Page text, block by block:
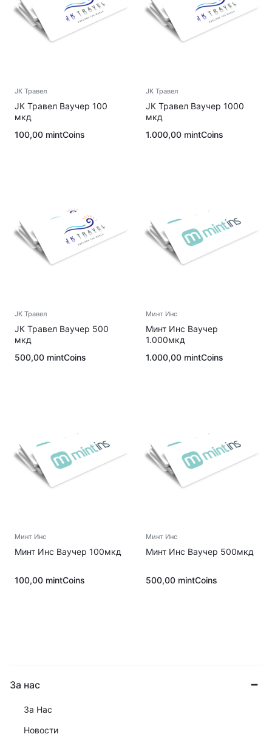
ЈК Травел
ЈК Травел Ваучер 100
мкд
100,00 mintCoins
ЈК Травел
ЈК Травел Ваучер 1000
мкд
1.000,00 mintCoins
ЈК Травел
ЈК Травел Ваучер 500
мкд
500,00 mintCoins
Минт Инс
Минт Инс Ваучер
1.000мкд
1.000,00 mintCoins
Минт Инс
Минт Инс Ваучер 100мкд
100,00 mintCoins
Минт Инс
Минт Инс Ваучер 500мкд
500,00 mintCoins
За нас
За Нас
Новости